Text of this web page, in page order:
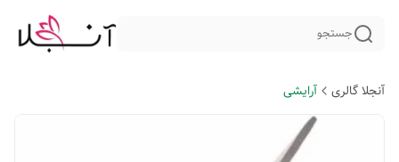
جستجو
آنجلا گالری آرایشی